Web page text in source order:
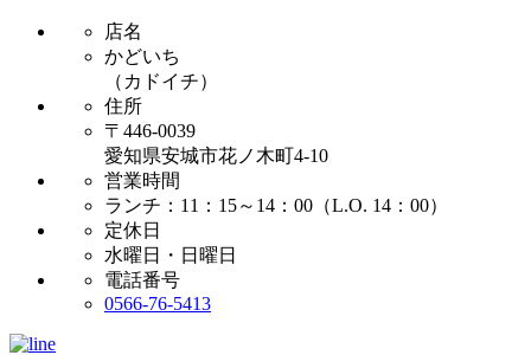
店名
かどいち
（カドイチ）
住所
〒446-0039
愛知県安城市花ノ木町4-10
営業時間
ランチ：11：15～14：00（L.O. 14：00）
定休日
水曜日・日曜日
電話番号
0566-76-5413